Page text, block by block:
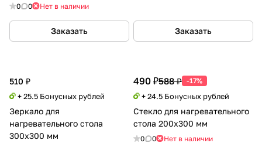
0 0 Нет в наличии
Заказать Заказать
510 ₽
+ 25.5 Бонусных рублей
Зеркало для
нагревательного стола
300х300 мм
490 ₽588 ₽ -17%
+ 24.5 Бонусных рублей
Стекло для нагревательного
стола 200х300 мм
0 0 Нет в наличии